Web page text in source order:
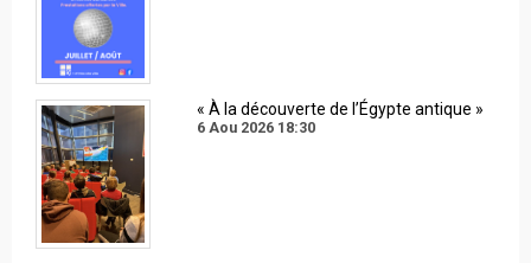
« À la découverte de l’Égypte antique »
6 Aou 2026 18:30